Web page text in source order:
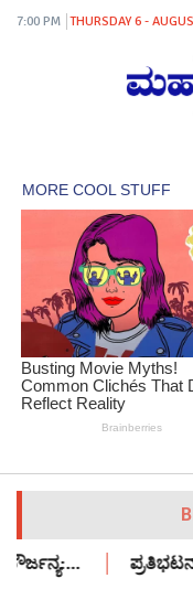
7:00 PM THURSDAY 6 -
12 ವರ್ಷದ